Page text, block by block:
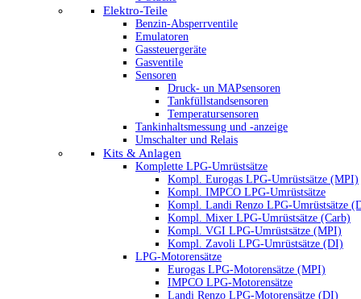
Elektro-Teile
Benzin-Absperrventile
Emulatoren
Gassteuergeräte
Gasventile
Sensoren
Druck- un MAPsensoren
Tankfüllstandsensoren
Temperatursensoren
Tankinhaltsmessung und -anzeige
Umschalter und Relais
Kits & Anlagen
Komplette LPG-Umrüstsätze
Kompl. Eurogas LPG-Umrüstsätze (MPI)
Kompl. IMPCO LPG-Umrüstsätze
Kompl. Landi Renzo LPG-Umrüstsätze
Kompl. Mixer LPG-Umrüstsätze (Carb)
Kompl. VGI LPG-Umrüstsätze (MPI)
Kompl. Zavoli LPG-Umrüstsätze (DI)
LPG-Motorensätze
Eurogas LPG-Motorensätze (MPI)
IMPCO LPG-Motorensätze
Landi Renzo LPG-Motorensätze (DI)